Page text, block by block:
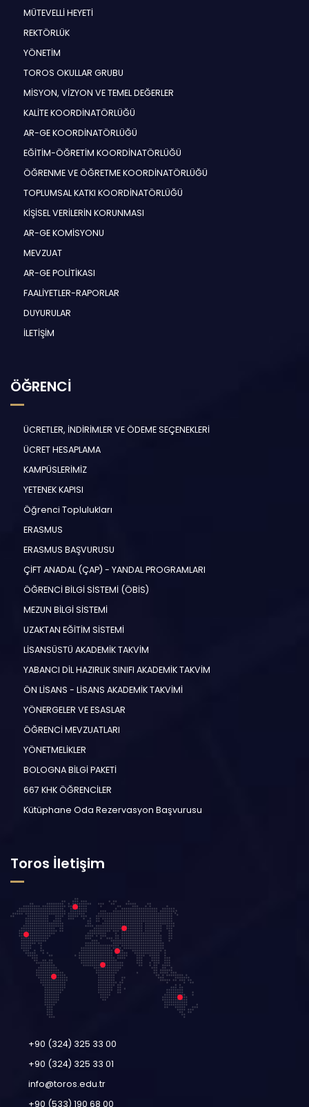
MÜTEVELLİ HEYETİ
REKTÖRLÜK
YÖNETİM
TOROS OKULLAR GRUBU
MİSYON, VİZYON VE TEMEL DEĞERLER
KALİTE KOORDİNATÖRLÜĞÜ
AR-GE KOORDİNATÖRLÜĞÜ
EĞİTİM-ÖĞRETİM KOORDİNATÖRLÜĞÜ
ÖĞRENME VE ÖĞRETME KOORDİNATÖRLÜĞÜ
TOPLUMSAL KATKI KOORDİNATÖRLÜĞÜ
KİŞİSEL VERİLERİN KORUNMASI
AR-GE KOMİSYONU
MEVZUAT
AR-GE POLİTİKASI
FAALİYETLER-RAPORLAR
DUYURULAR
İLETİŞİM
ÖĞRENCİ
ÜCRETLER, İNDİRİMLER VE ÖDEME SEÇENEKLERİ
ÜCRET HESAPLAMA
KAMPÜSLERİMİZ
YETENEK KAPISI
Öğrenci Toplulukları
ERASMUS
ERASMUS BAŞVURUSU
ÇİFT ANADAL (ÇAP) - YANDAL PROGRAMLARI
ÖĞRENCİ BİLGİ SİSTEMİ (ÖBİS)
MEZUN BİLGİ SİSTEMİ
UZAKTAN EĞİTİM SİSTEMİ
LİSANSÜSTÜ AKADEMİK TAKVİM
YABANCI DİL HAZIRLIK SINIFI AKADEMİK TAKVİM
ÖN LİSANS - LİSANS AKADEMİK TAKVİMİ
YÖNERGELER VE ESASLAR
ÖĞRENCİ MEVZUATLARI
YÖNETMELİKLER
BOLOGNA BİLGİ PAKETİ
667 KHK ÖĞRENCİLER
Kütüphane Oda Rezervasyon Başvurusu
Toros İletişim
+90 (324) 325 33 00
+90 (324) 325 33 01
info@toros.edu.tr
+90 (533) 190 68 00